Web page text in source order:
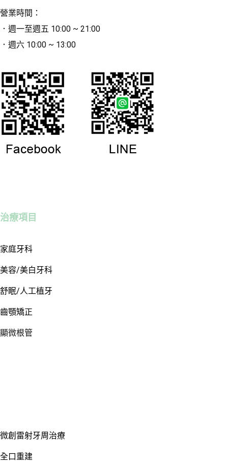
營業時間：
．週一至週五 10:00 ~ 21:00
．週六 10:00 ~ 13:00
治療項目
家庭牙科
美容/美白牙科
舒眠/人工植牙
齒顎矯正
顯微根管
微創雷射牙周治療
全口重建